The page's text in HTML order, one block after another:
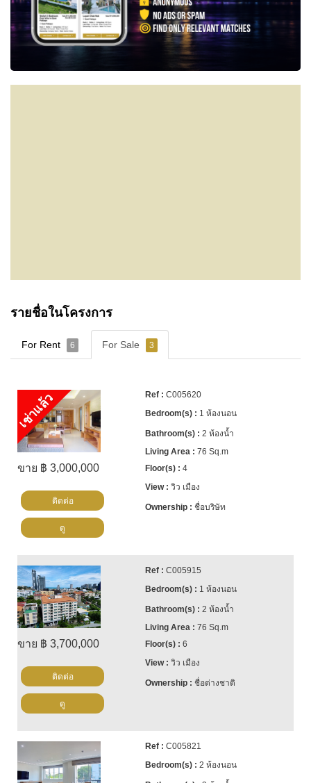
รายชื่อในโครงการ
For Rent 6 For Sale 3
เช่าแล้ว
ขาย ฿ 3,000,000
C005620
1 ห้องนอน
2 ห้องน้ำ
76 Sq.m
4
วิว เมือง
ชื่อบริษัท
ติดต่อ
ดู
ขาย ฿ 3,700,000
C005915
1 ห้องนอน
2 ห้องน้ำ
76 Sq.m
6
วิว เมือง
ชื่อต่างชาติ
ติดต่อ
ดู
C005821
2 ห้องนอน